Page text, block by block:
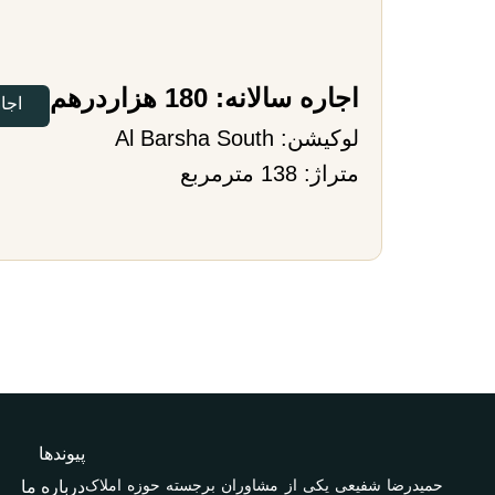
اجاره سالانه: 180 هزاردرهم
لوکیشن: Al Barsha South
متراژ: 138 مترمربع
حمیدرضا شفیعی یکی از مشاوران برجسته حوزه املاک
پیوندها
درباره ما